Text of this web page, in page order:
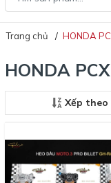
Trang chủ HONDA
HONDA
Xếp theo